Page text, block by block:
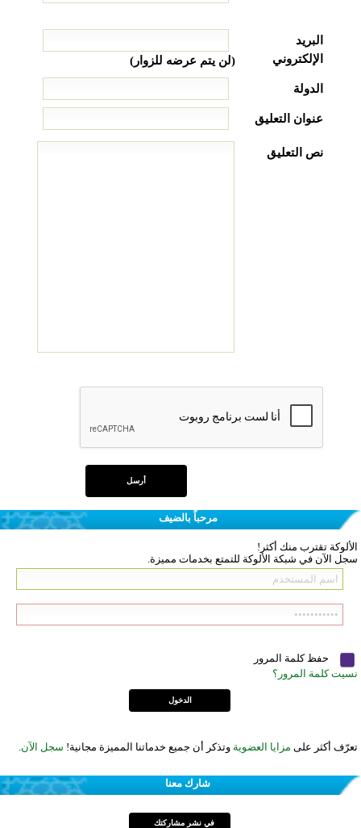
البريد
الإلكتروني
(لن يتم عرضه للزوار)
الدولة
عنوان التعليق
نص التعليق
مرحباً بالضيف
الألوكة تقترب منك أكثر!
سجل الآن في شبكة الألوكة للتمتع بخدمات مميزة.
حفظ كلمة المرور
نسيت كلمة المرور؟
تعرّف أكثر على مزايا العضوية وتذكر أن جميع خدماتنا المميزة مجانية! سجل الآن
شارك معنا
في نشر مشاركتك